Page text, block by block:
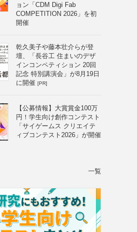
ョン「CDM Digi Fab
COMPETITION 2026」を初
開催
乾久美子や藤本壮介らが登
壇、「長谷工 住まいのデザ
インコンペティション 20回
記念 特別講演会」が8月19日
に開催 [PR]
【公募情報】大賞賞金100万
円！学生向け創作コンテスト
「サイゲームス クリエイテ
ィブコンテスト2026」が開催
一覧